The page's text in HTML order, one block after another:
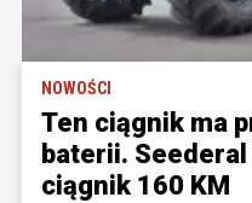
NOWOŚCI
Ten ciągnik ma
baterii.
ciągnik 160 KM